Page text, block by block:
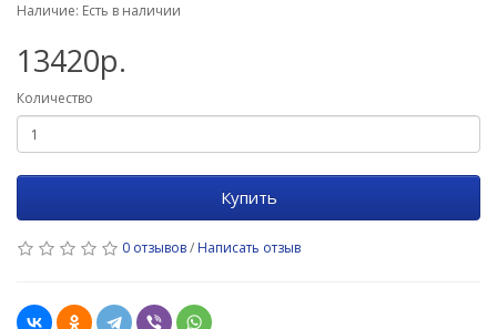
Наличие: Есть в наличии
13420р.
Количество
Купить
0 отзывов/ Написать отзыв